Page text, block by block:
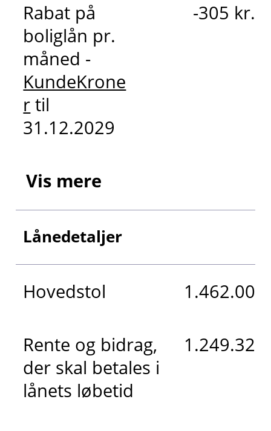
Rabat på
boliglån pr.
måned -
KundeKrone
r til
31.12.2029
-305 kr.
Vis mere
Lånedetaljer
Hovedstol 1.462.000
Rente og bidrag,
der skal betales i
lånets løbetid
1.249.326